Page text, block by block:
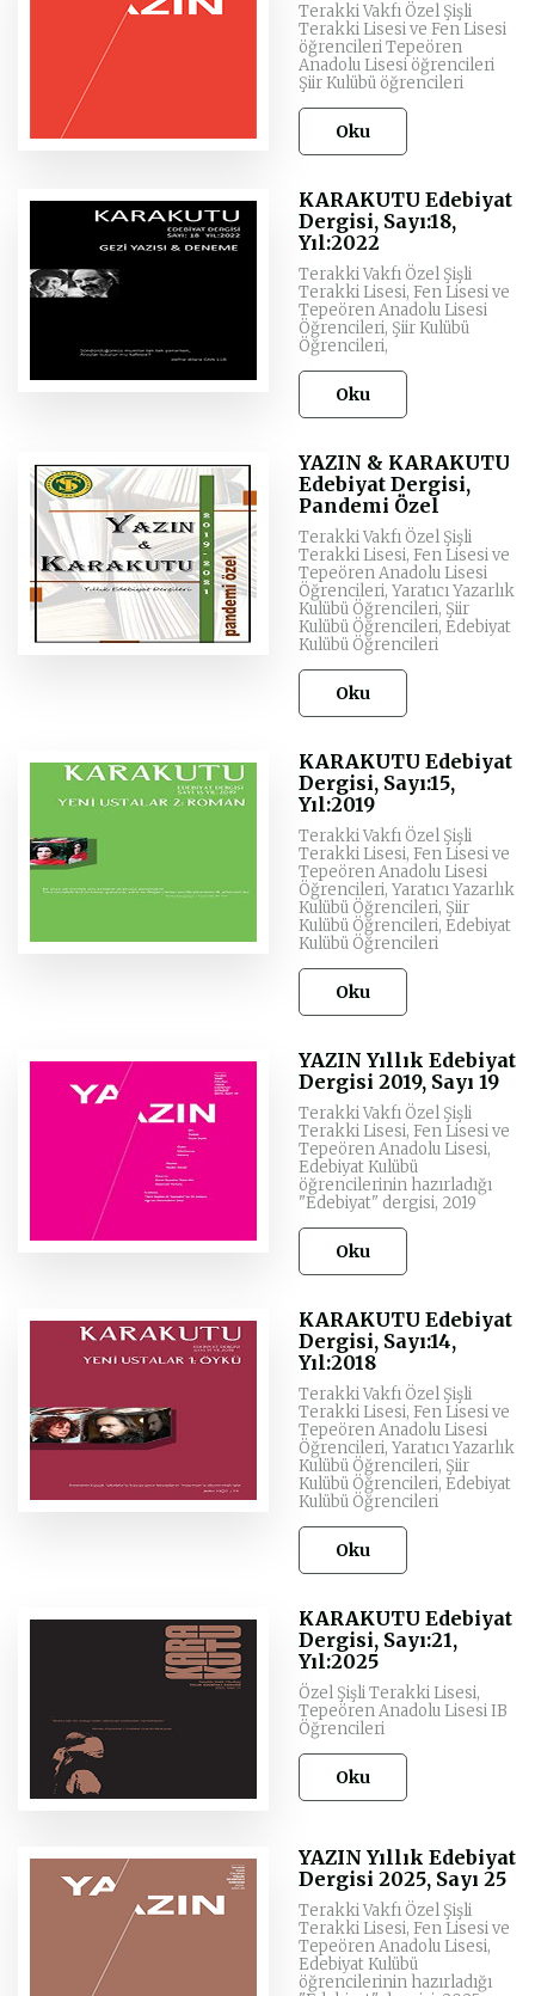
Terakki Vakfı Özel Şişli
Terakki Lisesi ve Fen Lisesi
öğrencileri Tepeören
Anadolu Lisesi öğrencileri
Şiir Kulübü öğrencileri
Oku
KARAKUTU Edebiyat
Dergisi, Sayı:18,
Yıl:2022
Terakki Vakfı Özel Şişli
Terakki Lisesi, Fen Lisesi ve
Tepeören Anadolu Lisesi
Öğrencileri, Şiir Kulübü
Öğrencileri,
Oku
YAZIN & KARAKUTU
Edebiyat Dergisi,
Pandemi Özel
Terakki Vakfı Özel Şişli
Terakki Lisesi, Fen Lisesi ve
Tepeören Anadolu Lisesi
Öğrencileri, Yaratıcı Yazarlık
Kulübü Öğrencileri, Şiir
Kulübü Öğrencileri, Edebiyat
Kulübü Öğrencileri
Oku
KARAKUTU Edebiyat
Dergisi, Sayı:15,
Yıl:2019
Terakki Vakfı Özel Şişli
Terakki Lisesi, Fen Lisesi ve
Tepeören Anadolu Lisesi
Öğrencileri, Yaratıcı Yazarlık
Kulübü Öğrencileri, Şiir
Kulübü Öğrencileri, Edebiyat
Kulübü Öğrencileri
Oku
YAZIN Yıllık Edebiyat
Dergisi 2019, Sayı 19
Terakki Vakfı Özel Şişli
Terakki Lisesi, Fen Lisesi ve
Tepeören Anadolu Lisesi,
Edebiyat Kulübü
öğrencilerinin hazırladığı
"Edebiyat" dergisi, 2019
Oku
KARAKUTU Edebiyat
Dergisi, Sayı:14,
Yıl:2018
Terakki Vakfı Özel Şişli
Terakki Lisesi, Fen Lisesi ve
Tepeören Anadolu Lisesi
Öğrencileri, Yaratıcı Yazarlık
Kulübü Öğrencileri, Şiir
Kulübü Öğrencileri, Edebiyat
Kulübü Öğrencileri
Oku
KARAKUTU Edebiyat
Dergisi, Sayı:21,
Yıl:2025
Özel Şişli Terakki Lisesi,
Tepeören Anadolu Lisesi IB
Öğrencileri
Oku
YAZIN Yıllık Edebiyat
Dergisi 2025, Sayı 25
Terakki Vakfı Özel Şişli
Terakki Lisesi, Fen Lisesi ve
Tepeören Anadolu Lisesi,
Edebiyat Kulübü
öğrencilerinin hazırladığı